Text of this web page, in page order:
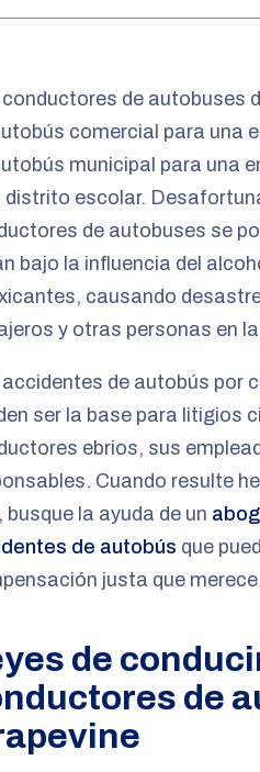
conductores de autobuses
comercial para una
municipal para una
distrito escolar.
de autobuses se
bajo la influencia del
causando
y otras personas en
de autobús por
ser la base para litigios
ebrios, sus
Cuando resulte
busque la ayuda de un
de autobús que
justa que
de
de